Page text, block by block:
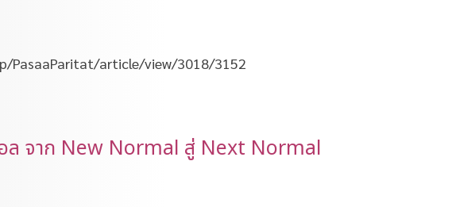
PasaaParitat/article/view/3018/3152
ล จาก New Normal สู่ Next Normal